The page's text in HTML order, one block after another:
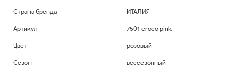
Страна бренда ИТАЛИЯ
Артикул 7501 croco pink
Цвет розовый
Сезон всесезонный